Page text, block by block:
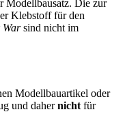
Modellbausatz. Die zur
Klebstoff für den
Warsind nicht im
Modellbauartikel oder
und dahernicht für